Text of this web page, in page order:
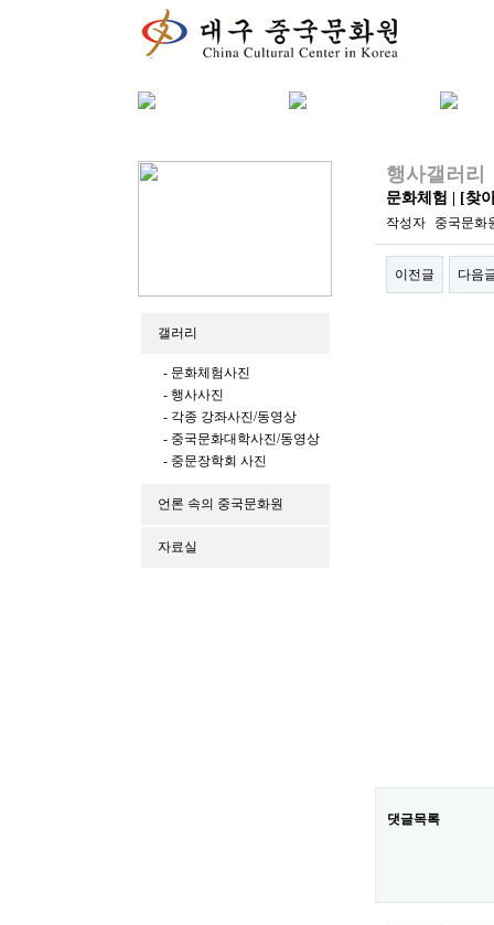
갤러리
- 문화체험사진
- 행사사진
- 각종 강좌사진/동영상
- 중국문화대학사진/동영상
- 중문장학회 사진
언론 속의 중국문화원
자료실
행사갤러리
문화체험 | [찾
작성자 중국문화
이전글 다음
댓글목록